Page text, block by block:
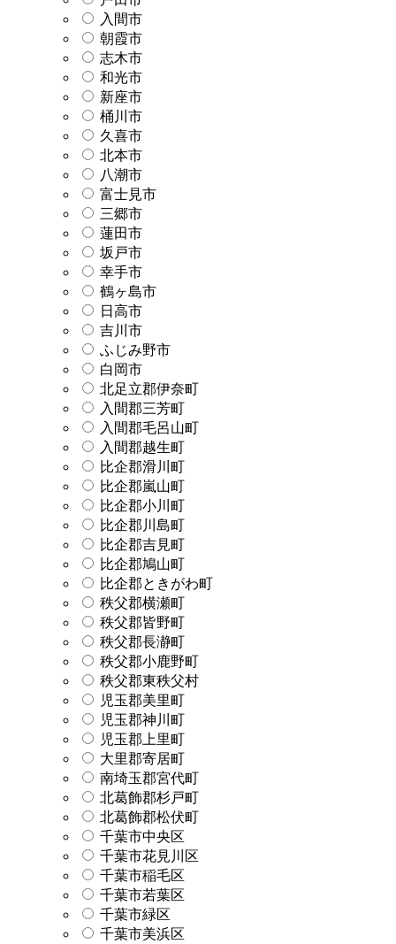
入間市
朝霞市
志木市
和光市
新座市
桶川市
久喜市
北本市
八潮市
富士見市
三郷市
蓮田市
坂戸市
幸手市
鶴ヶ島市
日高市
吉川市
ふじみ野市
白岡市
北足立郡伊奈町
入間郡三芳町
入間郡毛呂山町
入間郡越生町
比企郡滑川町
比企郡嵐山町
比企郡小川町
比企郡川島町
比企郡吉見町
比企郡鳩山町
比企郡ときがわ町
秩父郡横瀬町
秩父郡皆野町
秩父郡長瀞町
秩父郡小鹿野町
秩父郡東秩父村
児玉郡美里町
児玉郡神川町
児玉郡上里町
大里郡寄居町
南埼玉郡宮代町
北葛飾郡杉戸町
北葛飾郡松伏町
千葉市中央区
千葉市花見川区
千葉市稲毛区
千葉市若葉区
千葉市緑区
千葉市美浜区